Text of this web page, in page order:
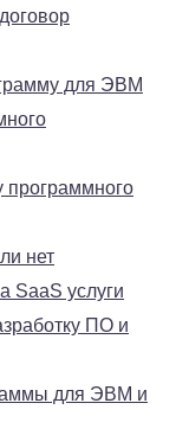
для ЭВМ
программного
нет
SaaS услуги
ПО и
для ЭВМ и